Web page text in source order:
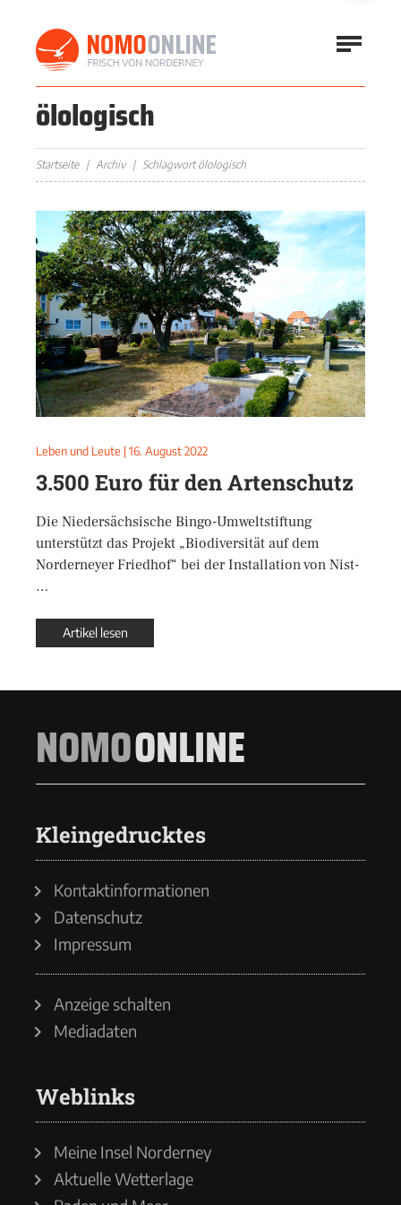
ölologisch
Startseite Archiv Schlagwort ölologisch
Leben und Leute | 16. August 2022
3.500 Euro für den Artenschutz
Die Niedersächsische Bingo-Umweltstiftung
unterstützt das Projekt „Biodiversität auf dem
Norderneyer Friedhof“ bei der Installation von Nist-
…
Artikel lesen
NOMOONLINE
Kleingedrucktes
Kontaktinformationen
Datenschutz
Impressum
Anzeige schalten
Mediadaten
Weblinks
Meine Insel Norderney
Aktuelle Wetterlage